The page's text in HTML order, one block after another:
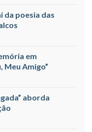
da poesia das
em
Meu Amigo”
aborda